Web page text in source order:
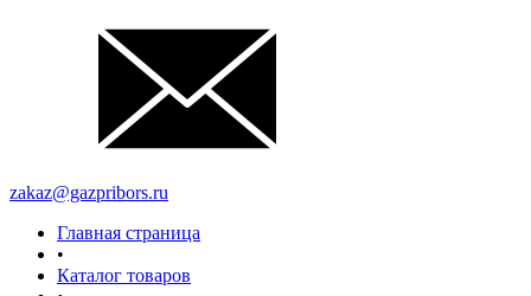
zakaz@gazpribors.ru
Главная страница
•
Каталог товаров